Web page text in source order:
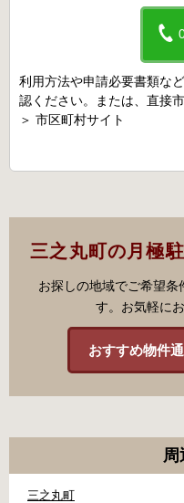
利用方法や申請必要書類な
認ください。または、直接
＞ 市区町村サイト
三之丸町の月極
お探しの地域でご希望条
す。お気軽に
おすすめ物件
三之丸町